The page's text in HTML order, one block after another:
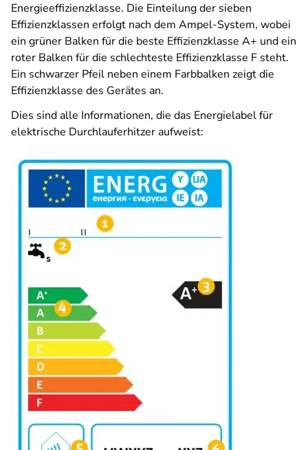
Energieeffizienzklasse. Die Einteilung der sieben
Effizienzklassen erfolgt nach dem Ampel-System, wobei
ein grüner Balken für die beste Effizienzklasse A+ und ein
roter Balken für die schlechteste Effizienzklasse F steht.
Ein schwarzer Pfeil neben einem Farbbalken zeigt die
Effizienzklasse des Gerätes an.
Dies sind alle Informationen, die das Energielabel für
elektrische Durchlauferhitzer aufweist: